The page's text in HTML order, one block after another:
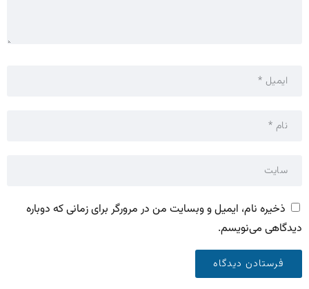
ذخیره نام، ایمیل و وبسایت من در مرورگر برای زمانی که دوباره
دیدگاهی می‌نویسم.